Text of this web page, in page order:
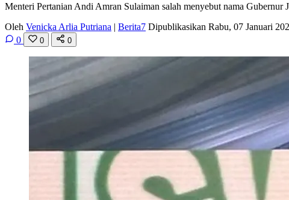
Menteri Pertanian Andi Amran Sulaiman salah menyebut nama
Oleh Venicka Arlia Putriana | Berita7 Dipublikasikan Rabu, 07 Januari
0
0 0